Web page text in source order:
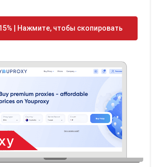
| Нажмите, чтобы скопировать